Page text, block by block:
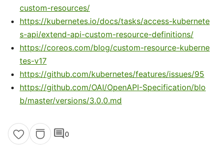
custom-resources/
https://kubernetes.io/docs/tasks/access-kubernete
s-api/extend-api-custom-resource-definitions/
https://coreos.com/blog/custom-resource-kuberne
tes-v17
https://github.com/kubernetes/features/issues/95
https://github.com/OAI/OpenAPI-Specification/blo
b/master/versions/3.0.0.md
comment0